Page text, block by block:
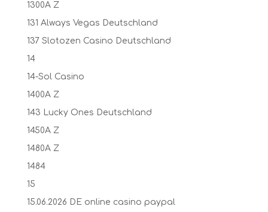
1300A Z
131 Always Vegas Deutschland
137 Slotozen Casino Deutschland
14
14-Sol Casino
1400A Z
143 Lucky Ones Deutschland
1450A Z
1480A Z
1484
15
15.06.2026 DE online casino paypal